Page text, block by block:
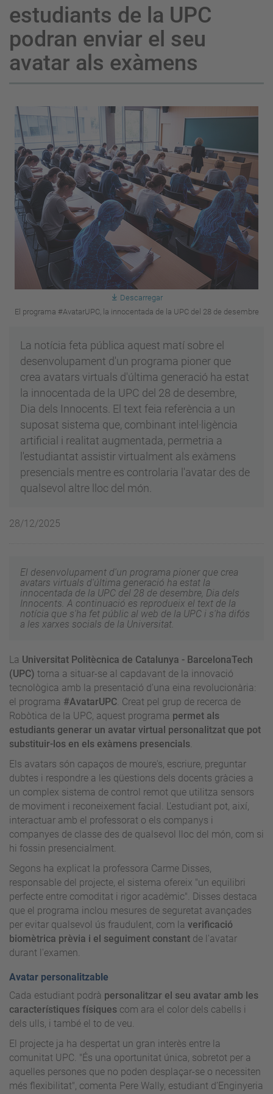
estudiants de la UPC
podran enviar el seu
avatar als exàmens
Descarregar
El programa #AvatarUPC, la innocentada de la UPC del 28 de desembre
La notícia feta pública aquest matí sobre el
desenvolupament d'un programa pioner que
crea avatars virtuals d'última generació ha estat
la innocentada de la UPC del 28 de desembre,
Dia dels Innocents. El text feia referència a un
suposat sistema que, combinant intel·ligència
artificial i realitat augmentada, permetria a
l'estudiantat assistir virtualment als exàmens
presencials mentre es controlaria l'avatar des de
qualsevol altre lloc del món.
28/12/2025
El desenvolupament d'un programa pioner que crea
avatars virtuals d'última generació ha estat la
innocentada de la UPC del 28 de desembre, Dia dels
Innocents. A continuació es reprodueix el text de la
notícia que s'ha fet públic al web de la UPC i s'ha difós
a les xarxes socials de la Universitat.
La Universitat Politècnica de Catalunya - BarcelonaTech
(UPC) torna a situar-se al capdavant de la innovació
tecnològica amb la presentació d'una eina revolucionària:
el programa #AvatarUPC. Creat pel grup de recerca de
Robòtica de la UPC, aquest programa permet als
estudiants generar un avatar virtual personalitzat que pot
substituir-los en els exàmens presencials.
Els avatars són capaços de moure's, escriure, preguntar
dubtes i respondre a les qüestions dels docents gràcies a
un complex sistema de control remot que utilitza sensors
de moviment i reconeixement facial. L'estudiant pot, així,
interactuar amb el professorat o els companys i
companyes de classe des de qualsevol lloc del món, com si
hi fossin presencialment.
Segons ha explicat la professora Carme Disses,
responsable del projecte, el sistema ofereix "un equilibri
perfecte entre comoditat i rigor acadèmic". Disses destaca
que el programa inclou mesures de seguretat avançades
per evitar qualsevol ús fraudulent, com la verificació
biomètrica prèvia i el seguiment constant de l'avatar
durant l'examen.
Avatar personalitzable
Cada estudiant podrà personalitzar el seu avatar amb les
característiques físiques com ara el color dels cabells i
dels ulls, i també el to de veu.
El projecte ja ha despertat un gran interès entre la
comunitat UPC. "És una oportunitat única, sobretot per a
aquelles persones que no poden desplaçar-se o necessiten
més flexibilitat", comenta Pere Wally, estudiant d’Enginyeria